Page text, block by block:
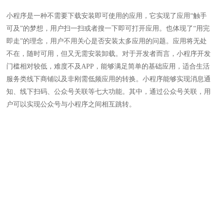
小程序是一种不需要下载安装即可使用的应用，它实现了应用“触手
可及”的梦想，用户扫一扫或者搜一下即可打开应用。也体现了“用完
即走”的理念，用户不用关心是否安装太多应用的问题。应用将无处
不在，随时可用，但又无需安装卸载。对于开发者而言，小程序开发
门槛相对较低，难度不及APP，能够满足简单的基础应用，适合生活
服务类线下商铺以及非刚需低频应用的转换。小程序能够实现消息通
知、线下扫码、公众号关联等七大功能。其中，通过公众号关联，用
户可以实现公众号与小程序之间相互跳转。